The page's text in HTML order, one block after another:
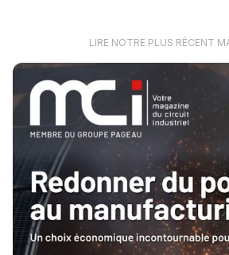
LIRE NOTRE PLUS RÉCENT